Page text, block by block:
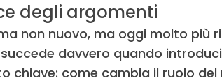
degli argomenti
non nuovo, ma oggi molto più
davvero quando
chiave: come cambia il ruolo